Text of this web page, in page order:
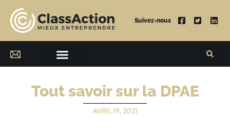
Suivez-nous
Tout savoir sur la DPAE
AVRIL 19, 2021